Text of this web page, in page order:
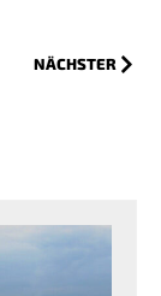
NÄCHSTER